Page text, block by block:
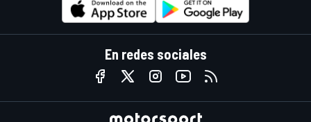
En redes sociales